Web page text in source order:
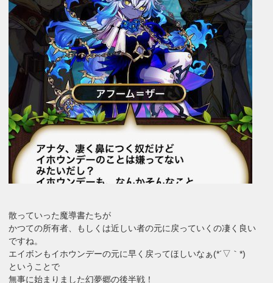
散っていった魔導書たちが
かつての所有者、もしくは近しい者の元に戻っていくの凄く良い
ですね。
エイボンもイホウンデーの元に早く戻ってほしいなぁ(*´▽｀*)
ということで
無事に始まりました幻夢郷の後半戦！